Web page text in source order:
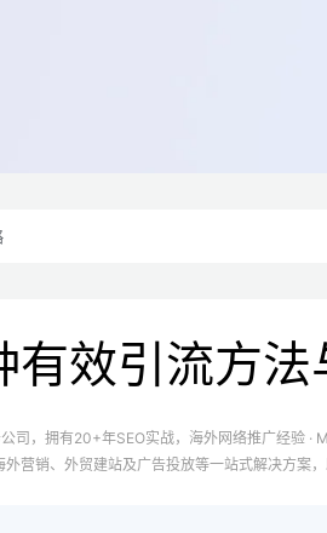
有效引流方
司，拥有20+年SEO实战，海外网络推广经验 ·
营销、外贸建站及广告投放等一站式解决方案